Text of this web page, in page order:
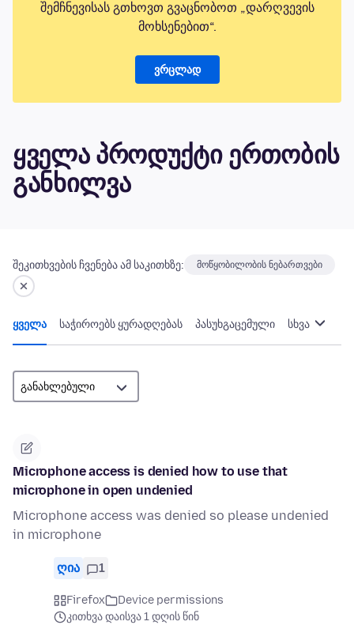
შემჩნევისას გთხოვთ გვაცნობოთ „დარღვევის
მოხსენებით“.
ვრცლად
ყველა პროდუქტი ერთობის
განხილვა
შეკითხვების ჩვენება ამ საკითხზე: მოწყობილობის ნებართვები
ყველა საჭიროებს ყურადღებას პასუხგაცემული სხვა
Microphone access is denied how to use that
microphone in open undenied
Microphone access was denied so please undenied
in microphone
ღია 1
Firefox
Device permissions
კითხვა დაისვა 1 დღის წინ